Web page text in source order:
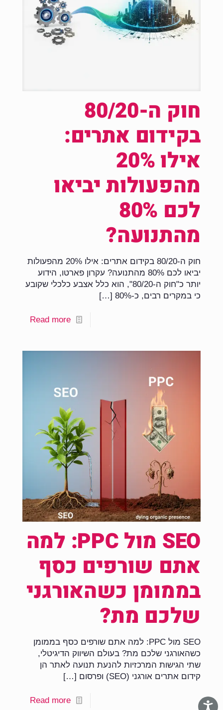
חוק ה-80/20
בקידום אתרים:
אילו 20%
מהפעולות יביאו
לכם 80%
מהתנועה?
חוק ה-80/20 בקידום אתרים: אילו 20% מהפעולות
יביאו לכם 80% מהתנועה? עקרון פארטו, הידוע
יותר כ"חוק ה-80/20", הוא כלל אצבע כלכלי שקובע
כי במקרים רבים, כ-80%
[…]
Read more
SEO מול PPC: למה
אתם שורפים כסף
בממומן כשהאורגני
שלכם מת?
SEO מול PPC: למה אתם שורפים כסף בממומן
כשהאורגני שלכם מת? בעולם השיווק הדיגיטלי,
שתי הגישות המרכזיות להנעת תנועה לאתר הן
קידום אתרים אורגני (SEO) ופרסום
[…]
Read more